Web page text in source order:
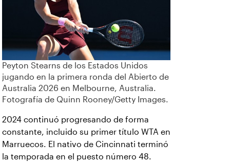
Peyton Stearns de los Estados Unidos
jugando en la primera ronda del Abierto de
Australia 2026 en Melbourne, Australia.
Fotografía de Quinn Rooney/Getty Images.
2024 continuó progresando de forma
constante, incluido su primer título WTA en
Marruecos. El nativo de Cincinnati terminó
la temporada en el puesto número 48.